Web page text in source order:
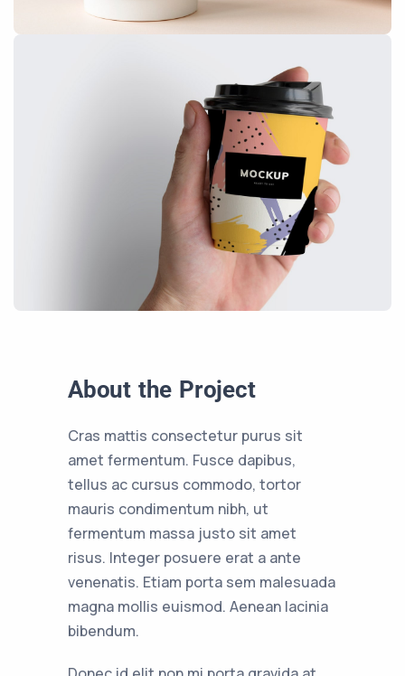
About the Project
Cras mattis consectetur purus sit
amet fermentum. Fusce dapibus,
tellus ac cursus commodo, tortor
mauris condimentum nibh, ut
fermentum massa justo sit amet
risus. Integer posuere erat a ante
venenatis. Etiam porta sem malesuada
magna mollis euismod. Aenean lacinia
bibendum.